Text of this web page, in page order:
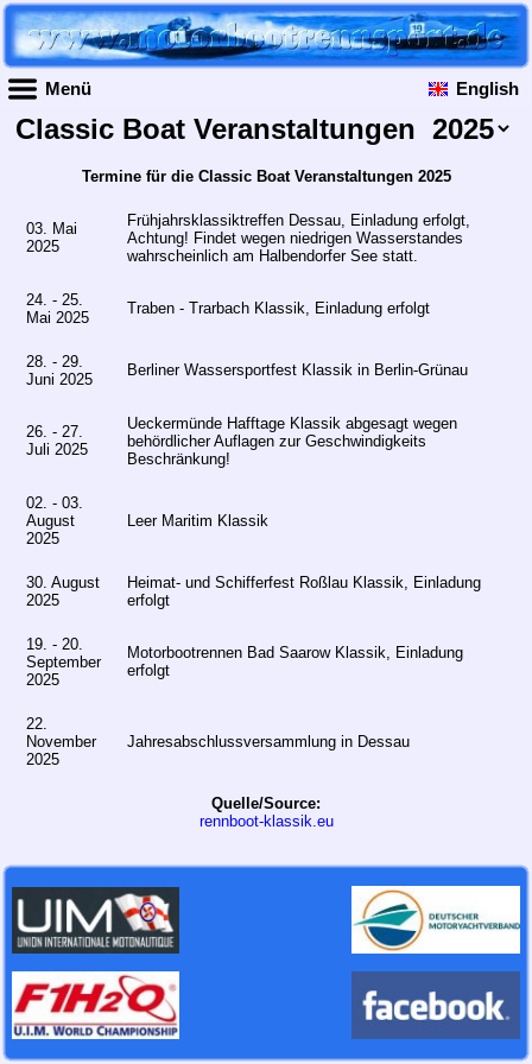
Menü English
Classic Boat Veranstaltungen
Termine für die Classic Boat Veranstaltungen 2025
03. Mai
2025
Frühjahrsklassiktreffen Dessau, Einladung erfolgt,
Achtung! Findet wegen niedrigen Wasserstandes
wahrscheinlich am Halbendorfer See statt.
24. - 25.
Mai 2025
Traben - Trarbach Klassik, Einladung erfolgt
28. - 29.
Juni 2025
Berliner Wassersportfest Klassik in Berlin-Grünau
26. - 27.
Juli 2025
Ueckermünde Hafftage Klassik abgesagt wegen
behördlicher Auflagen zur Geschwindigkeits
Beschränkung!
02. - 03.
August
2025
Leer Maritim Klassik
30. August
2025
Heimat- und Schifferfest Roßlau Klassik, Einladung
erfolgt
19. - 20.
September
2025
Motorbootrennen Bad Saarow Klassik, Einladung
erfolgt
22.
November
2025
Jahresabschlussversammlung in Dessau
Quelle/Source:
rennboot-klassik.eu